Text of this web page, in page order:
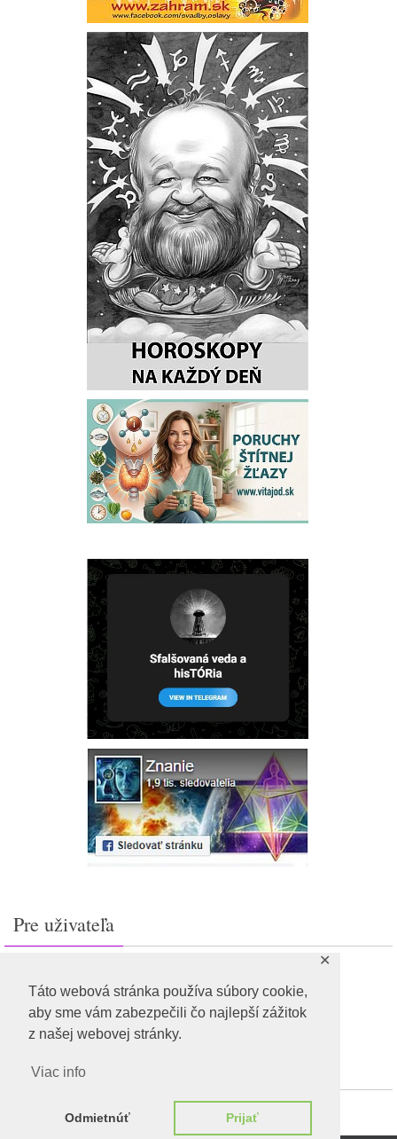
Táto webová stránka používa súbory cookie,
aby sme vám zabezpečili čo najlepší zážitok
z našej webovej stránky.
Viac info
Odmietnúť Prijať
✕
Pre uživateľa
Feed záznamov
RSS feed komentárov
WordPress.org